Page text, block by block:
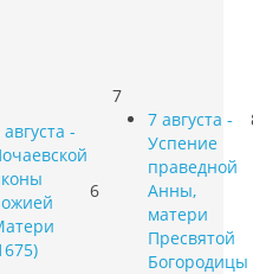
августа -
6
7
7 августа -
Успение
праведной
Анны,
матери
Пресвятой
Богородицы